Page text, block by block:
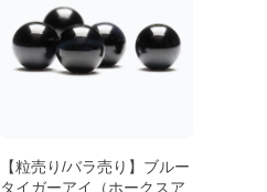
【粒売り/バラ売り】ブルー
タイガーアイ（ホークスア